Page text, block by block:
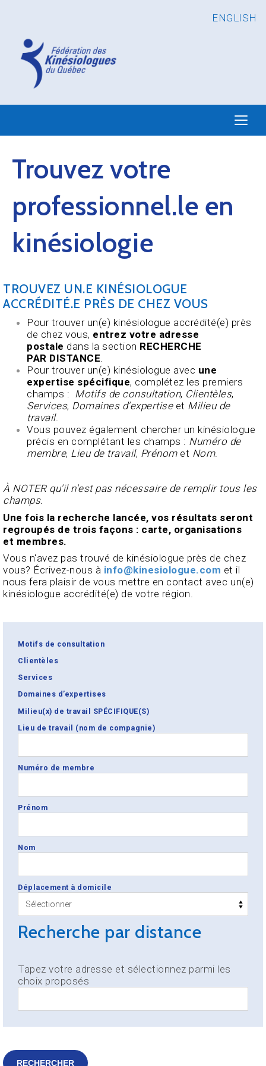
ENGLISH
Trouvez votre
professionnel.le en
kinésiologie
TROUVEZ UN.E KINÉSIOLOGUE
ACCRÉDITÉ.E PRÈS DE CHEZ VOUS
Pour trouver un(e) kinésiologue accrédité(e) près
de chez vous, entrez votre adresse
postale dans la section RECHERCHE
PAR DISTANCE
Pour trouver un(e) kinésiologue avec une
expertise spécifique, complétez les premiers
champs : Motifs de consultation, Clientèles,
Services, Domaines d'expertise et Milieu de
travail.
Vous pouvez également chercher un kinésiologue
précis en complétant les champs : Numéro de
membre, Lieu de travail, Prénomet Nom.
À NOTER qu'il n'est pas nécessaire de remplir tous les
champs.
Une fois la recherche lancée, vos résultats seront
regroupés de trois façons : carte, organisations
et membres.
Vous n'avez pas trouvé de kinésiologue près de chez
vous? Écrivez-nous à info@kinesiologue.com et il
nous fera plaisir de vous mettre en contact avec un(e)
kinésiologue accrédité(e) de votre région.
Motifs de consultation
Clientèles
Services
Domaines d’expertises
Milieu(x) de travail SPÉCIFIQUE(S)
Lieu de travail (nom de compagnie)
Numéro de membre
Prénom
Nom
Déplacement à domicile
Recherche par distance